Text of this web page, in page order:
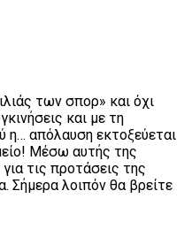
των σπορ» και όχι
και με τη
η… απόλαυση εκτοξεύεται
Μέσω αυτής της
τις προτάσεις της
Σήμερα λοιπόν θα βρείτε